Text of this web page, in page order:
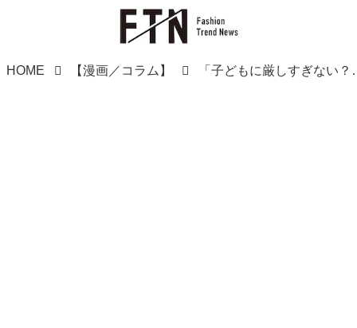
HOME 【漫画／コラム】 「子どもに厳しす